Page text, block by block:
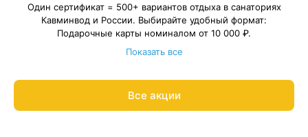
Один сертификат = 500+ вариантов отдыха в санаториях
Кавминвод и России. Выбирайте удобный формат:
Подарочные карты номиналом от 10 000 ₽.
Подарочные путёвки в санаторий на выбранные даты.
С теплом и заботой организуем отдых в санатории для ваших
Подробнее о подарочных картах и путёвках
Показать все
Все акции